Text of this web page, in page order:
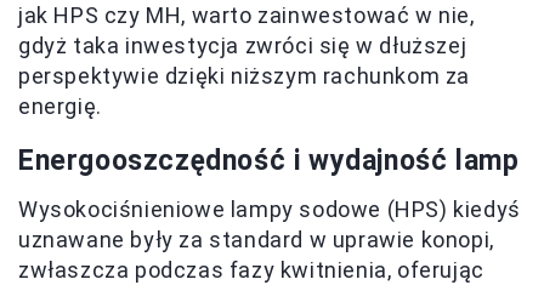
jak HPS czy MH, warto zainwestować w nie,
gdyż taka inwestycja zwróci się w dłuższej
perspektywie dzięki niższym rachunkom za
energię.
Energooszczędność i wydajność lamp
Wysokociśnieniowe lampy sodowe (HPS) kiedyś
uznawane były za standard w uprawie konopi,
zwłaszcza podczas fazy kwitnienia, oferując